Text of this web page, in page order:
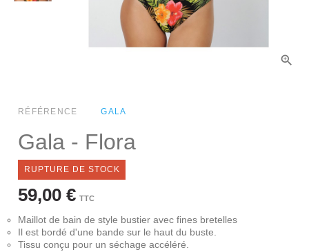
RÉFÉRENCE GALA
Gala - Flora
RUPTURE DE STOCK
59,00 € TTC
Maillot de bain de style bustier avec fines bretelles
Il est bordé d'une bande sur le haut du buste.
Tissu conçu pour un séchage accéléré.